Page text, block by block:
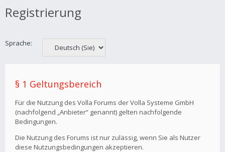
Registrierung
Sprache:
§ 1 Geltungsbereich
Für die Nutzung des Volla Forums der Volla Systeme GmbH
(nachfolgend „Anbieter“ genannt) gelten nachfolgende
Bedingungen.
Die Nutzung des Forums ist nur zulässig, wenn Sie als Nutzer
diese Nutzungsbedingungen akzeptieren.